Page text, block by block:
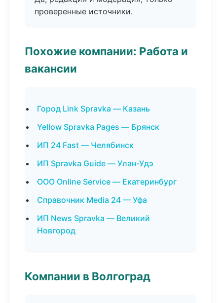
проверенные источники.
Похожие компании: Работа и
вакансии
Город Link Spravka — Казань
Yellow Spravka Pages — Брянск
ИП 24 Fast — Челябинск
ИП Spravka Guide — Улан-Удэ
ООО Online Service — Екатеринбург
Справочник Media 24 — Уфа
ИП News Spravka — Великий
Новгород
Компании в Волгоград